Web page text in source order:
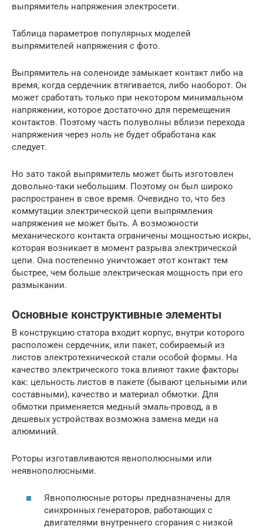
выпрямитель напряжения электросети.
Таблица параметров популярных моделей
выпрямителей напряжения с фото.
Выпрямитель на соленоиде замыкает контакт либо на
время, когда сердечник втягивается, либо наоборот. Он
может сработать только при некотором минимальном
напряжении, которое достаточно для перемещения
контактов. Поэтому часть полуволны вблизи перехода
напряжения через ноль не будет обработана как
следует.
Но зато такой выпрямитель может быть изготовлен
довольно-таки небольшим. Поэтому он был широко
распространен в свое время. Очевидно то, что без
коммутации электрической цепи выпрямления
напряжения не может быть. А возможности
механического контакта ограничены мощностью искры,
которая возникает в момент разрыва электрической
цепи. Она постепенно уничтожает этот контакт тем
быстрее, чем больше электрическая мощность при его
размыкании.
Основные конструктивные элементы
В конструкцию статора входит корпус, внутри которого
расположен сердечник, или пакет, собираемый из
листов электротехнической стали особой формы. На
качество электрического тока влияют такие факторы
как: цельность листов в пакете (бывают цельными или
составными), качество и материал обмотки. Для
обмотки применяется медный эмаль-провод, а в
дешевых устройствах возможна замена меди на
алюминий.
Роторы изготавливаются явнополюсными или
неявнополюсными.
Явнополюсные роторы предназначены для
синхронных генераторов, работающих с
двигателями внутреннего сгорания с низкой